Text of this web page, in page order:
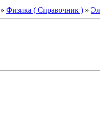
» Физика ( Справочник ) »